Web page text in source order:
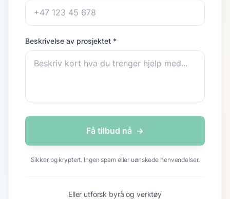
Beskrivelse av prosjektet *
Få tilbud nå →
Sikker og kryptert. Ingen spam eller uønskede henvendelser.
Eller utforsk byrå og verktøy